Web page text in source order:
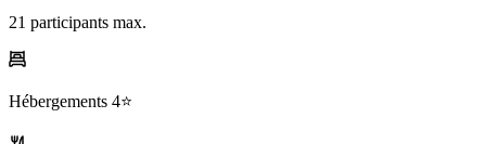
21 participants max.
Hébergements 4⭐️